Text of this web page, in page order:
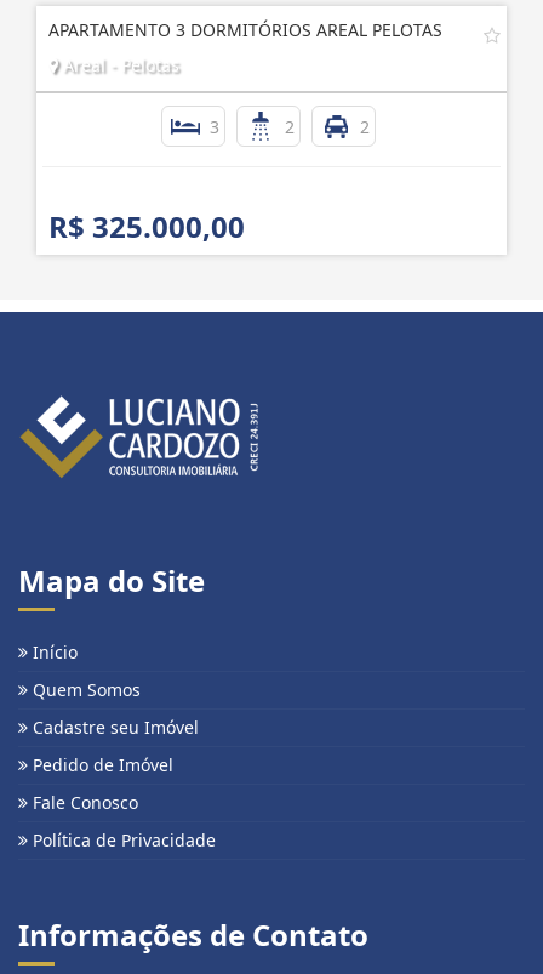
APARTAMENTO 3 DORMITÓRIOS AREAL PELOTAS
Areal - Pelotas
3 2 2
R$ 325.000,00
Mapa do Site
Início
Quem Somos
Cadastre seu Imóvel
Pedido de Imóvel
Fale Conosco
Política de Privacidade
Informações de Contato